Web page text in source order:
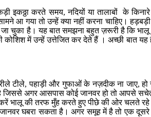
इकठ्ठा करते समय, नदियों या तालाबों के
आ गया तो उन्हें क्या नहीं करना चाहिए।
चुका है। यह बात समझना बहुत ज़रूरी है कि
कोशिश में उन्हें उत्तेजित कर देते हैं । अच्छी बात
पहाड़ी और गुफाओं के नज़दीक ना जाए, हो
अगर आसपास कोई जानवर हो तो आपसे
भालू की तरफ मुँह करते हुए पीछे की ओर चलते
घबरा सकता है। अगर समूह में है तो एक